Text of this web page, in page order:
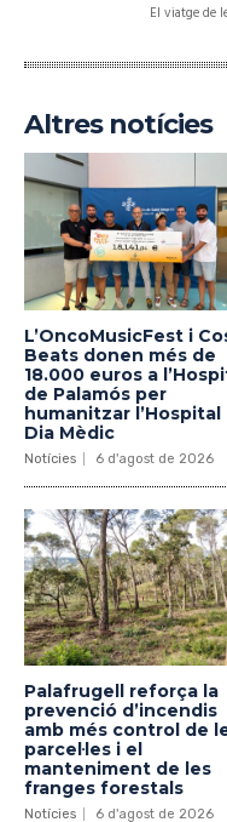
El viatge de
Altres notícies
L’OncoMusicFest i
Beats donen més de
18.000 euros a
de Palamós per
humanitzar l’Hospital
Dia Mèdic
Notícies 6 d'agost de 2026
Palafrugell reforça la
prevenció d’incendis
amb més control de
parcel·les i el
manteniment de les
franges forestals
Notícies 6 d'agost de 2026